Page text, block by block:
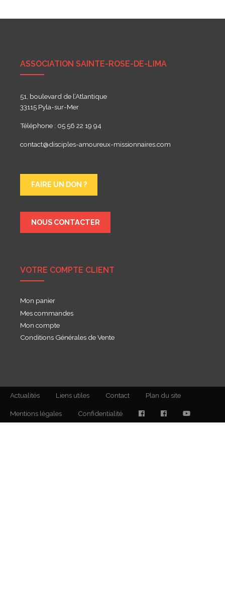
l’article
ASSOCIATION SAINTE-ROSE-DE-LIMA
51, boulevard de l’Atlantique
33115 Pyla-sur-Mer
Téléphone : 05 56 22 19 94
contact@disciples-amoureux-missionnaires.com
FAIRE UN DON ?
NOUS CONTACTER
VOTRE COMPTE CLIENT
Mon panier
Mes commandes
Mon compte
Conditions Générales de Vente
Actualités Liens utiles Contact Plan du site
Mentions légales Confidentialité